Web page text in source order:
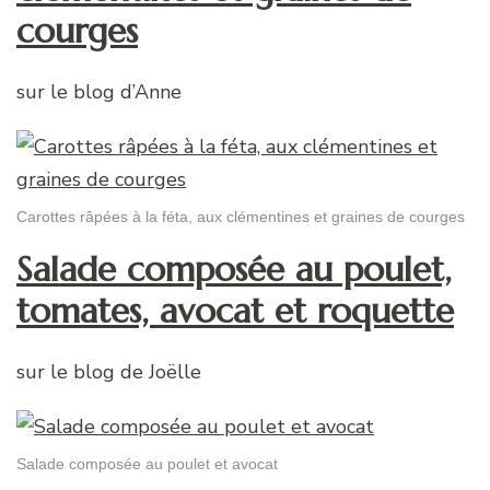
courges
sur le blog d’Anne
Carottes râpées à la féta, aux clémentines et graines de courges
Salade composée au poulet,
tomates, avocat et roquette
sur le blog de Joëlle
Salade composée au poulet et avocat